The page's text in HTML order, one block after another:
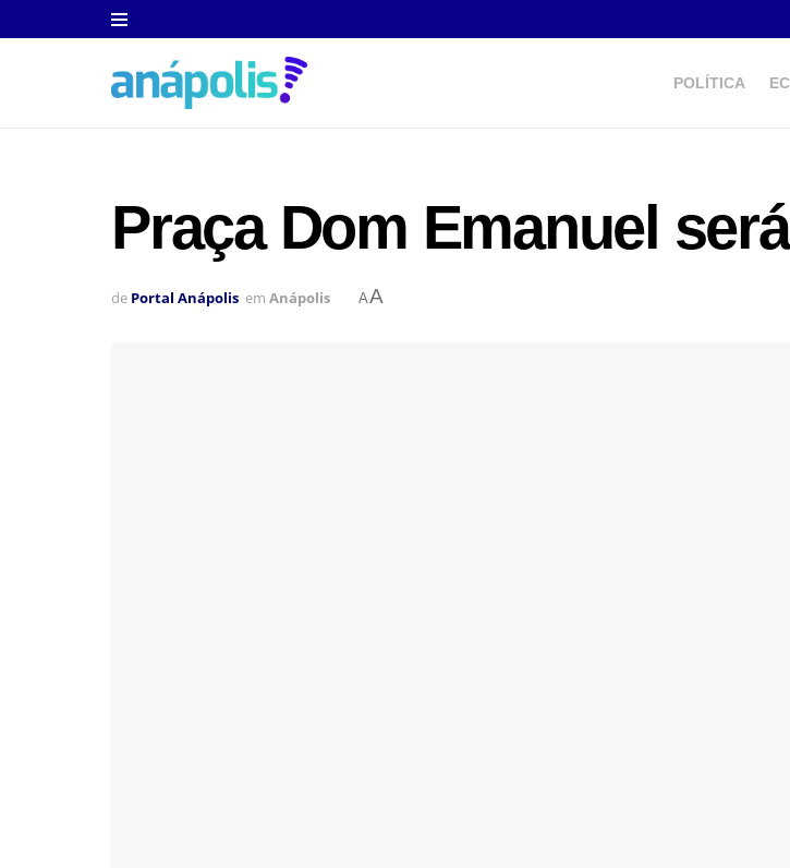
POLÍTICA
Praça Dom Emanuel
de Portal Anápolis em Anápolis AA